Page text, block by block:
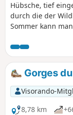
Hübsche, tief
durch die der
Sommer kann
gehen kann. Die
Teile geteilt
die Schluchten
Wasserfall
Am besten im
reichlich fließt.
Gorges
Visorando-
8,78 km